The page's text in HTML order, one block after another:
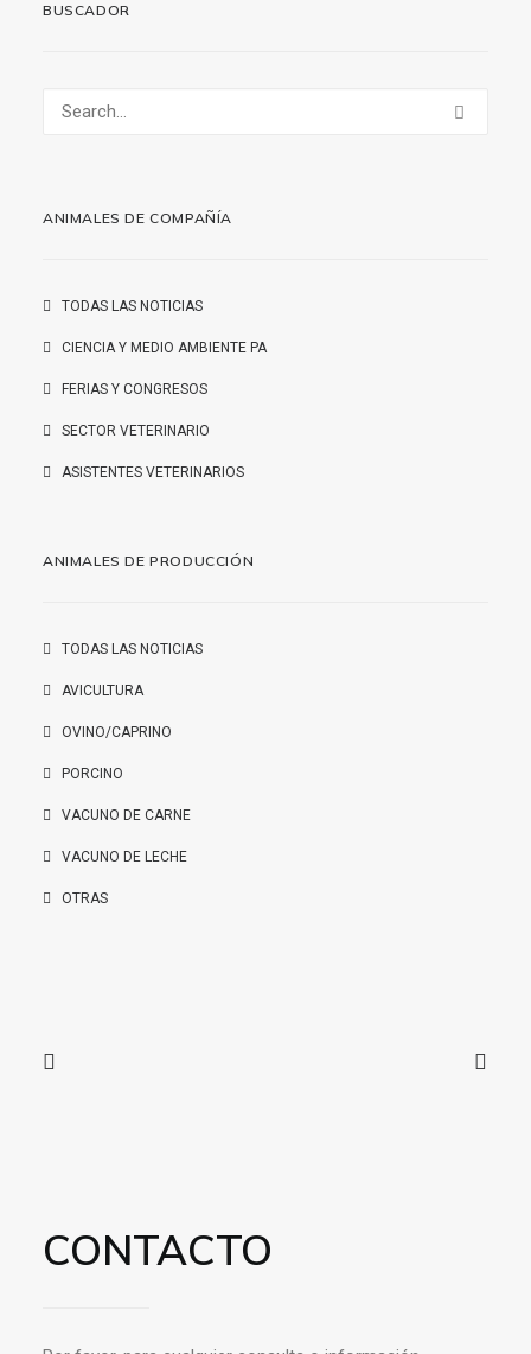
BUSCADOR
ANIMALES DE COMPAÑÍA
TODAS LAS NOTICIAS
CIENCIA Y MEDIO AMBIENTE PA
FERIAS Y CONGRESOS
SECTOR VETERINARIO
ASISTENTES VETERINARIOS
ANIMALES DE PRODUCCIÓN
TODAS LAS NOTICIAS
AVICULTURA
OVINO/CAPRINO
PORCINO
VACUNO DE CARNE
VACUNO DE LECHE
OTRAS
CONTACTO